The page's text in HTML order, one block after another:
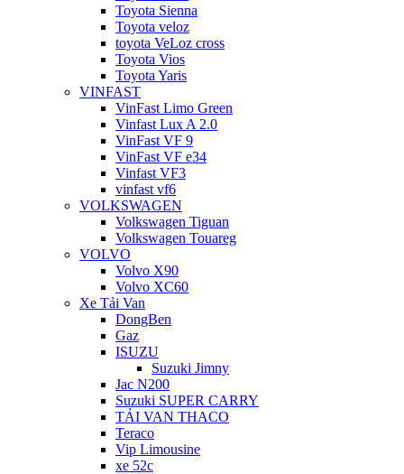
Toyota Sienna
Toyota veloz
toyota VeLoz cross
Toyota Vios
Toyota Yaris
VINFAST
VinFast Limo Green
Vinfast Lux A 2.0
VinFast VF 9
VinFast VF e34
Vinfast VF3
vinfast vf6
VOLKSWAGEN
Volkswagen Tiguan
Volkswagen Touareg
VOLVO
Volvo X90
Volvo XC60
Xe Tải Van
DongBen
Gaz
ISUZU
Suzuki Jimny
Jac N200
Suzuki SUPER CARRY
TẢI VAN THACO
Teraco
Vip Limousine
xe 52c